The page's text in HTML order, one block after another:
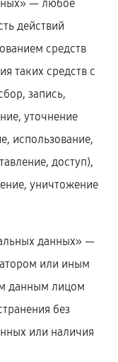
— любое
действий
средств
таких средств с
запись,
уточнение
использование,
доступ),
уничтожение
данных» —
или иным
данным лицом
без
или наличия